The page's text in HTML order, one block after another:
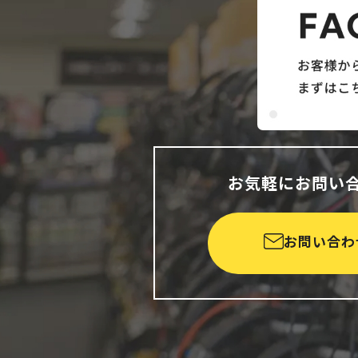
お気軽にお問い
お問い合